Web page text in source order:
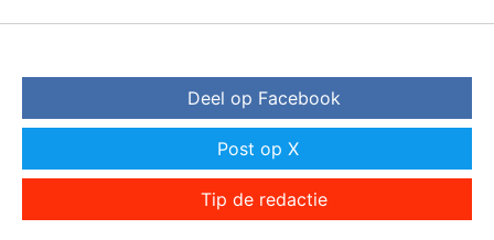
Deel op Facebook
Post op X
Tip de redactie